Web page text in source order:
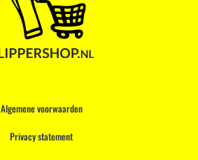
Algemene voorwaarden
Privacy statement